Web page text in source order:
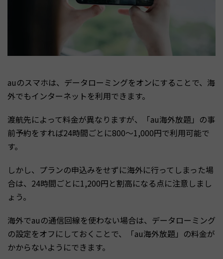
auのスマホは、データローミングをオンにすることで、海
外でもインターネットを利用できます。
渡航先によって料金が異なりますが、「au海外放題」の事
前予約をすれば24時間ごとに800～1,000円で利用可能で
す。
しかし、プランの申込みをせずに海外に行ってしまった場
合は、24時間ごとに1,200円と割高になる点に注意しまし
ょう。
海外でauの通信回線を使わない場合は、データローミング
の設定をオフにしておくことで、「au海外放題」の料金が
かからないようにできます。